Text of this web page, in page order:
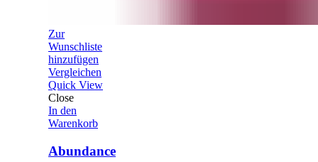
Zur
Wunschliste
hinzufügen
Vergleichen
Quick View
Close
In den
Warenkorb
Abundance